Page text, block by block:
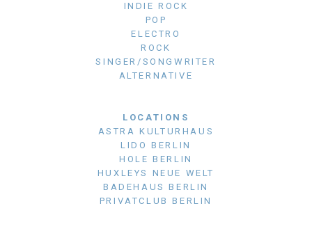
INDIE ROCK
POP
ELECTRO
ROCK
SINGER/SONGWRITER
ALTERNATIVE
LOCATIONS
ASTRA KULTURHAUS
LIDO BERLIN
HOLE BERLIN
HUXLEYS NEUE WELT
BADEHAUS BERLIN
PRIVATCLUB BERLIN